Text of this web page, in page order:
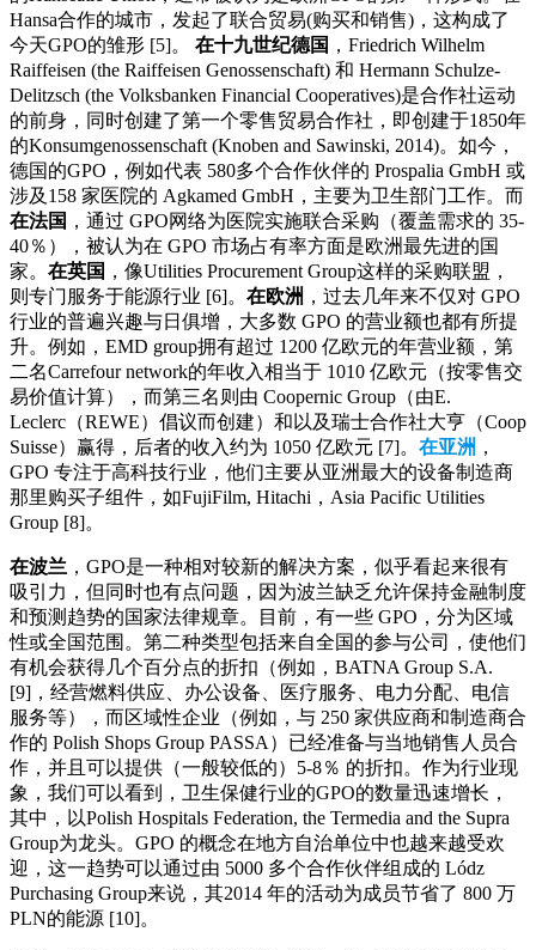
Hansa合作的城市，发起了联合贸易(购买和销售)，这构成了
今天GPO的雏形 [5]。 在十九世纪德国 ，Friedrich Wilhelm
Raiffeisen (the Raiffeisen Genossenschaft) 和 Hermann Schulze-
Delitzsch (the Volksbanken Financial Cooperatives)是合作社运动
的前身，同时创建了第一个零售贸易合作社，即创建于1850年
的Konsumgenossenschaft (Knoben and Sawinski, 2014)。如今，
德国的GPO，例如代表 580多个合作伙伴的 Prospalia GmbH 或
涉及158 家医院的 Agkamed GmbH，主要为卫生部门工作。而
在法国 ，通过 GPO网络为医院实施联合采购（覆盖需求的 35-
40％），被认为在 GPO 市场占有率方面是欧洲最先进的国
家。 在英国 ，像Utilities Procurement Group这样的采购联盟，
则专门服务于能源行业 [6]。 在欧洲 ，过去几年来不仅对 GPO
行业的普遍兴趣与日俱增，大多数 GPO 的营业额也都有所提
升。例如，EMD group拥有超过 1200 亿欧元的年营业额，第
二名Carrefour network的年收入相当于 1010 亿欧元（按零售交
易价值计算），而第三名则由 Coopernic Group（由E.
Leclerc（REWE）倡议而创建）和以及瑞士合作社大亨（Coop
Suisse）赢得，后者的收入约为 1050 亿欧元 [7]。 在亚洲 ，
GPO 专注于高科技行业，他们主要从亚洲最大的设备制造商
那里购买子组件，如FujiFilm, Hitachi，Asia Pacific Utilities
Group [8]。
在波兰 ，GPO是一种相对较新的解决方案，似乎看起来很有
吸引力，但同时也有点问题，因为波兰缺乏允许保持金融制度
和预测趋势的国家法律规章。目前，有一些 GPO，分为区域
性或全国范围。第二种类型包括来自全国的参与公司，使他们
有机会获得几个百分点的折扣（例如，BATNA Group S.A.
[9]，经营燃料供应、办公设备、医疗服务、电力分配、电信
服务等），而区域性企业（例如，与 250 家供应商和制造商合
作的 Polish Shops Group PASSA）已经准备与当地销售人员合
作，并且可以提供（一般较低的）5-8％ 的折扣。作为行业现
象，我们可以看到，卫生保健行业的GPO的数量迅速增长，
其中，以Polish Hospitals Federation, the Termedia and the Supra
Group为龙头。GPO 的概念在地方自治单位中也越来越受欢
迎，这一趋势可以通过由 5000 多个合作伙伴组成的 Lódz
Purchasing Group来说，其2014 年的活动为成员节省了 800 万
PLN的能源 [10]。